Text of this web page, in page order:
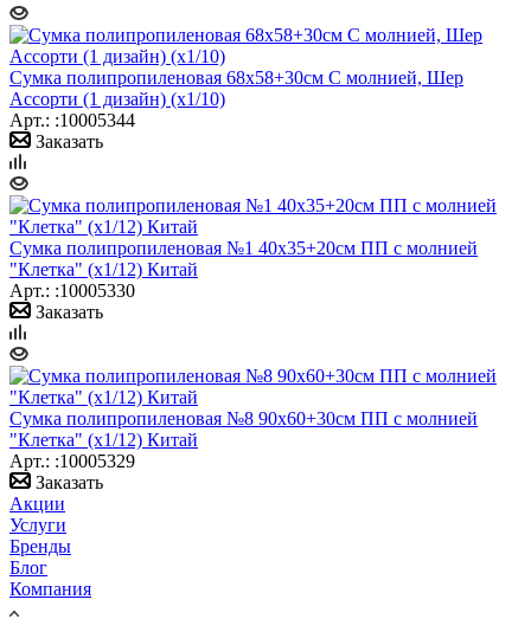
Сумка полипропиленовая 68х58+30см С молнией, Шер
Ассорти (1 дизайн) (х1/10)
Арт.: :10005344
Заказать
Сумка полипропиленовая №1 40х35+20см ПП с молнией
"Клетка" (х1/12) Китай
Арт.: :10005330
Заказать
Сумка полипропиленовая №8 90х60+30см ПП с молнией
"Клетка" (х1/12) Китай
Арт.: :10005329
Заказать
Акции
Услуги
Бренды
Блог
Компания